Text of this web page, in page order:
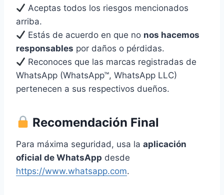
Aceptas todos los riesgos mencionados
arriba.
Estás de acuerdo en que no nos hacemos
responsables por daños o pérdidas.
Reconoces que las marcas registradas de
WhatsApp (WhatsApp™, WhatsApp LLC)
pertenecen a sus respectivos dueños.
Recomendación Final
Para máxima seguridad, usa la aplicación
oficial de WhatsApp desde
https://www.whatsapp.com.